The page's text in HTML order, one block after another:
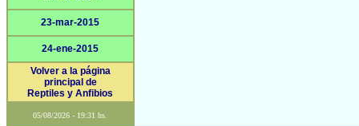
23-mar-2015
24-ene-2015
Volver a la página
principal de
Reptiles y Anfibios
05/08/2026 - 19:31 hs.